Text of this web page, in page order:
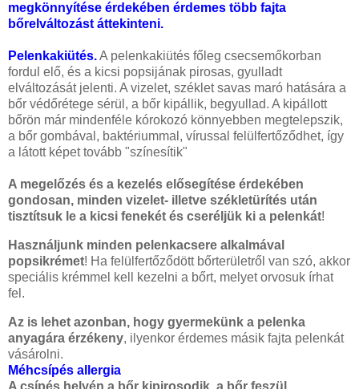
megkönnyítése érdekében érdemes több fajta
bőrelváltozást áttekinteni.
Pelenkakiütés.A pelenkakiütés főleg csecsemőkorban
fordul elő, és a kicsi popsijának pirosas, gyulladt
elváltozását jelenti. A vizelet, széklet savas maró hatására a
bőr védőrétege sérül, a bőr kipállik, begyullad. A kipállott
bőrön már mindenféle kórokozó könnyebben megtelepszik,
a bőr gombával, baktériummal, vírussal felülfertőződhet, így
a látott képet tovább "színesítik"
A megelőzés és a kezelés elősegítése érdekében
gondosan, minden vizelet- illetve székletürítés után
tisztítsuk le a kicsi fenekét és cseréljük ki a pelenkát!
Használjunk minden pelenkacsere alkalmával
popsikrémet! Ha felülfertőződött bőrterületről van szó, akkor
speciális krémmel kell kezelni a bőrt, melyet orvosuk írhat
fel.
Az is lehet azonban, hogy gyermekünk a pelenka
anyagára érzékeny, ilyenkor érdemes másik fajta pelenkát
vásárolni.
Méhcsípés allergia
A csípés helyén a bőr kipirosodik, a bőr feszül,